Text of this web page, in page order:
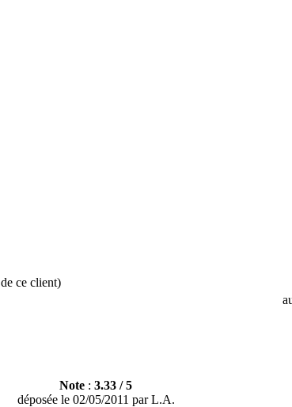
ce client)
Note : 3.33 /5
déposée le 02/05/2011 parL.A.